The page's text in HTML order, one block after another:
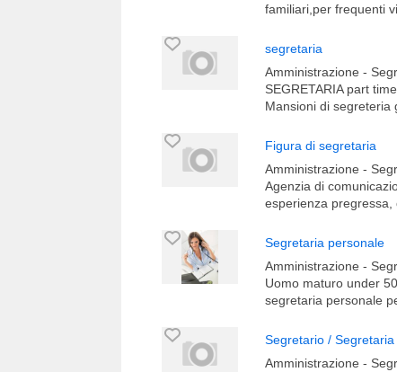
familiari,per frequenti
segretaria
Amministrazione -
SEGRETARIA part
Mansioni di segreteria
Figura di segretaria
Amministrazione -
Agenzia di
esperienza pregressa,
Segretaria personale
Amministrazione -
Uomo maturo under
segretaria personale
Segretario / Segretaria
Amministrazione -